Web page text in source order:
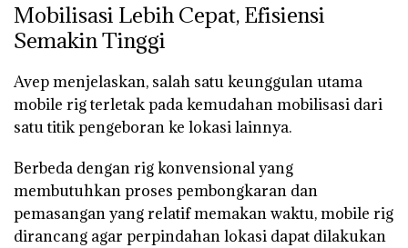
Mobilisasi Lebih Cepat, Efisiensi
Semakin Tinggi
Avep menjelaskan, salah satu keunggulan utama
mobile rig terletak pada kemudahan mobilisasi dari
satu titik pengeboran ke lokasi lainnya.
Berbeda dengan rig konvensional yang
membutuhkan proses pembongkaran dan
pemasangan yang relatif memakan waktu, mobile rig
dirancang agar perpindahan lokasi dapat dilakukan